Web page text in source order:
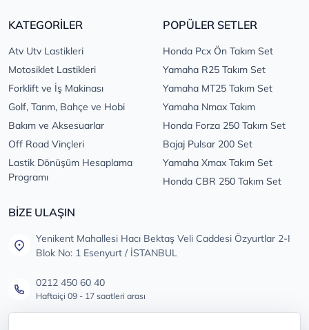
KATEGORİLER
Atv Utv Lastikleri
Motosiklet Lastikleri
Forklift ve İş Makinası
Golf, Tarım, Bahçe ve Hobi
Bakım ve Aksesuarlar
Off Road Vinçleri
Lastik Dönüşüm Hesaplama
Programı
POPÜLER SETLER
Honda Pcx Ön Takım Set
Yamaha R25 Takım Set
Yamaha MT25 Takım Set
Yamaha Nmax Takım
Honda Forza 250 Takım Set
Bajaj Pulsar 200 Set
Yamaha Xmax Takım Set
Honda CBR 250 Takım Set
BİZE ULAŞIN
Yenikent Mahallesi Hacı Bektaş Veli Caddesi Özyurtlar 2-I
Blok No: 1 Esenyurt / İSTANBUL
0212 450 60 40
Haftaiçi 09 - 17 saatleri arası